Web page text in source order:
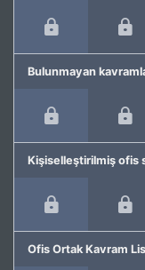
Bulunmayan
Kişiselleştirilmiş ofis
Ofis Ortak Kavram